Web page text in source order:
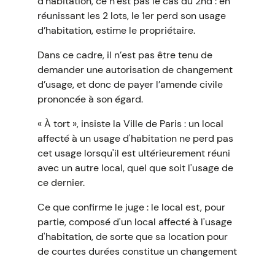
réunissant les 2 lots, le 1er perd son usage
d’habitation, estime le propriétaire.
Dans ce cadre, il n’est pas être tenu de
demander une autorisation de changement
d’usage, et donc de payer l’amende civile
prononcée à son égard.
« À tort », insiste la Ville de Paris : un local
affecté à un usage d'habitation ne perd pas
cet usage lorsqu'il est ultérieurement réuni
avec un autre local, quel que soit l'usage de
ce dernier.
Ce que confirme le juge : le local est, pour
partie, composé d'un local affecté à l'usage
d'habitation, de sorte que sa location pour
de courtes durées constitue un changement